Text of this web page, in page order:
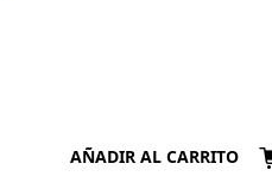
AÑADIR AL CARRITO